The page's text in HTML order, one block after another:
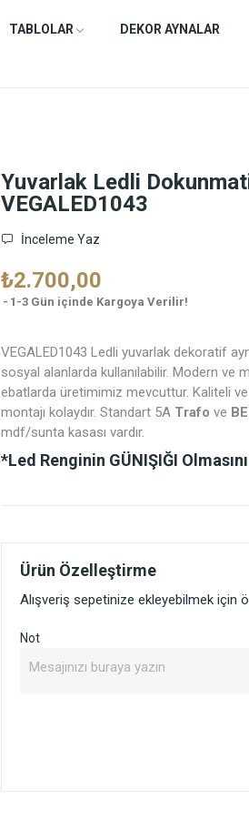
TABLOLAR
DEKOR AYNALAR
Yuvarlak Ledli
VEGALED1043
İnceleme Yaz
₺2.700,00
1-3 Gün içinde Kargoya Verilir!
VEGALED1043 Ledli yuvarlak dekoratif
sosyal alanlarda kullanılabilir. Modern
ebatlarda üretimimiz mevcuttur. Kaliteli ve
montajı kolaydır. Standart 5A Trafo ve
mdf/sunta kasası vardır.
*Led Renginin GÜNIŞIĞI
Ürün Özelleştirme
Alışveriş sepetinize ekleyebilmek için
Not